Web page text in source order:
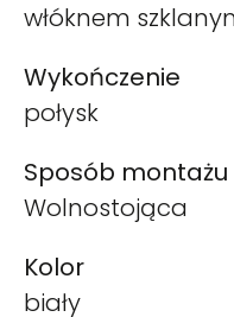
włóknem
Wykończenie
połysk
Sposób montażu
Wolnostojąca
Kolor
biały